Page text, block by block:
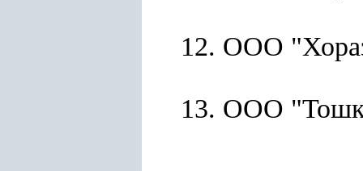
12. ООО
13. ООО